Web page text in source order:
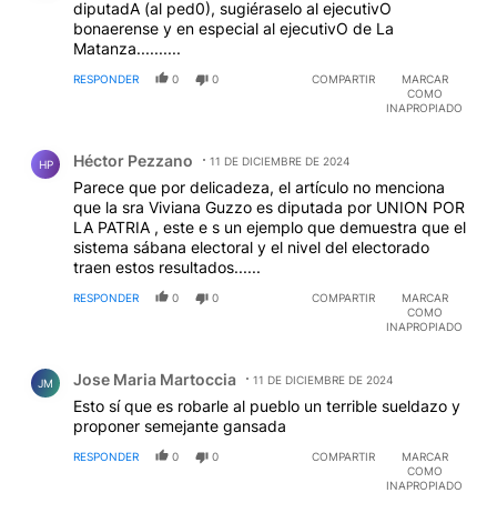
diputadA (al ped0), sugiéraselo al ejecutivO
bonaerense y en especial al ejecutivO de La
Matanza..........
RESPONDER 0 0 COMPARTIR
MARCAR
COMO
INAPROPIADO
HP Héctor Pezzano 11 DE DICIEMBRE DE 2024
Parece que por delicadeza, el artículo no menciona
que la sra Viviana Guzzo es diputada por UNION POR
LA PATRIA , este e s un ejemplo que demuestra que el
sistema sábana electoral y el nivel del electorado
traen estos resultados......
RESPONDER 0 0 COMPARTIR
MARCAR
COMO
INAPROPIADO
JM Jose Maria Martoccia 11 DE DICIEMBRE DE 2024
Esto sí que es robarle al pueblo un terrible sueldazo y
proponer semejante gansada
RESPONDER 0 0 COMPARTIR
MARCAR
COMO
INAPROPIADO